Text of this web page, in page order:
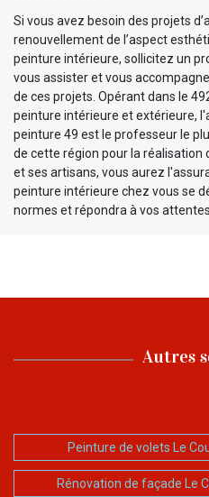
Si vous avez besoin des projets
renouvellement de l’aspect
peinture intérieure, sollicitez un
vous assister et vous
de ces projets. Opérant dans le
peinture intérieure et extérieure,
peinture 49 est le professeur le
de cette région pour la réalisation
et ses artisans, vous aurez
peinture intérieure chez vous se
normes et répondra à vos attentes.
Autres
Peinture de volets Le
Rénovation de façade Le